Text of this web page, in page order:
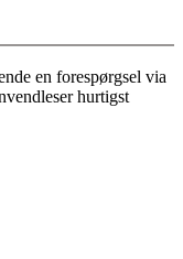
en forespørgsel via
hurtigst